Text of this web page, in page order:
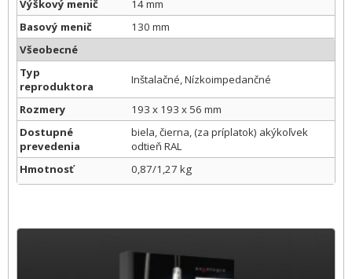
Výškový menič
14 mm
Basový menič
130 mm
Všeobecné
Typ
reproduktora
Inštalačné, Nízkoimpedančné
Rozmery
193 x 193 x 56 mm
Dostupné
prevedenia
biela, čierna, (za príplatok) akýkoľvek
odtieň RAL
Hmotnosť
0,87/1,27 kg